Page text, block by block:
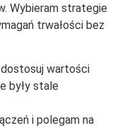
Wybieram strategie
trwałości bez
wartości
były stale
i polegam na